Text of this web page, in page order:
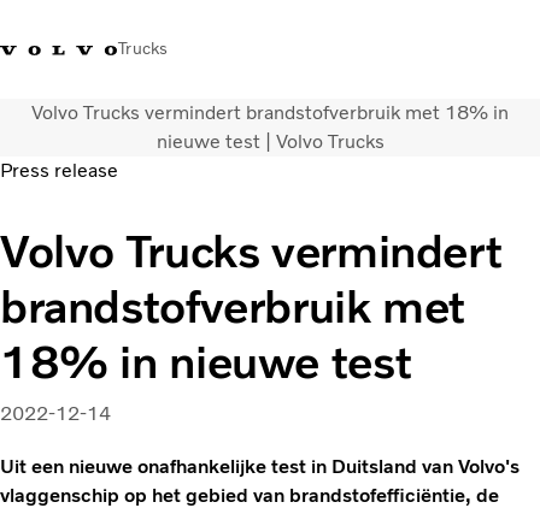
Trucks
ContactKennis vergrotenMerchandiseInloggenNederland
CO2-reductie
Trucks
Truck Builder
Services
Dealer locator
Nieuws
Over ons
Volvo Trucks vermindert brandstofverbruik met 18% in
nieuwe test | Volvo Trucks
Press release
Volvo Trucks vermindert
brandstofverbruik met
18% in nieuwe test
2022-12-14
Uit een nieuwe onafhankelijke test in Duitsland van Volvo's
vlaggenschip op het gebied van brandstofefficiëntie, de